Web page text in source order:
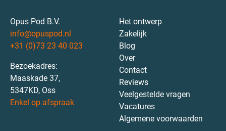
Opus Pod B.V.
info@opuspod.nl
+31 (0)73 23 40 023
Bezoekadres:
Maaskade 37,
5347KD, Oss
Enkel op afspraak
Het ontwerp
Zakelijk
Blog
Over
Contact
Reviews
Veelgestelde vragen
Vacatures
Algemene voorwaarden